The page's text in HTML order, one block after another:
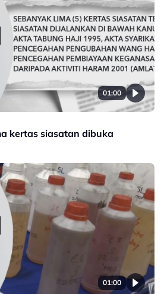
01:00
kertas siasatan dibuka
01:00